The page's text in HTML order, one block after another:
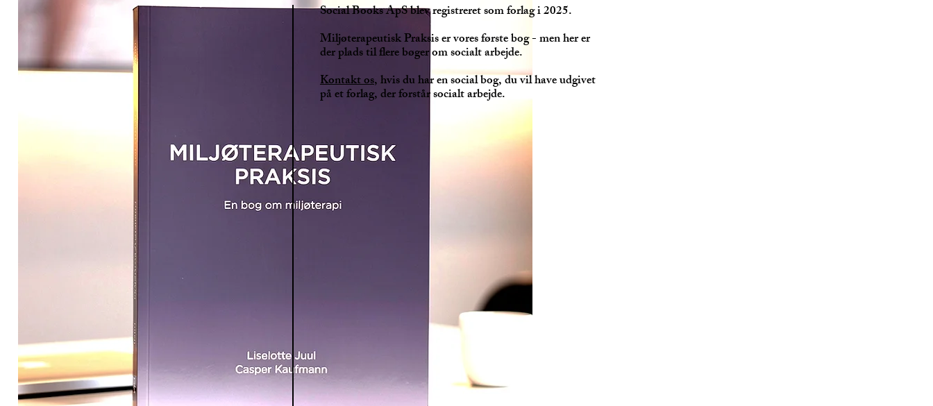
Social Books ApS blev registreret som forlag i 2025.
Miljøterapeutisk Praksis er vores første bog - men her er
der plads til flere bøger om socialt arbejde.
Kontakt os, hvis du har en social bog, du vil have udgivet
på et forlag, der forstår socialt arbejde.